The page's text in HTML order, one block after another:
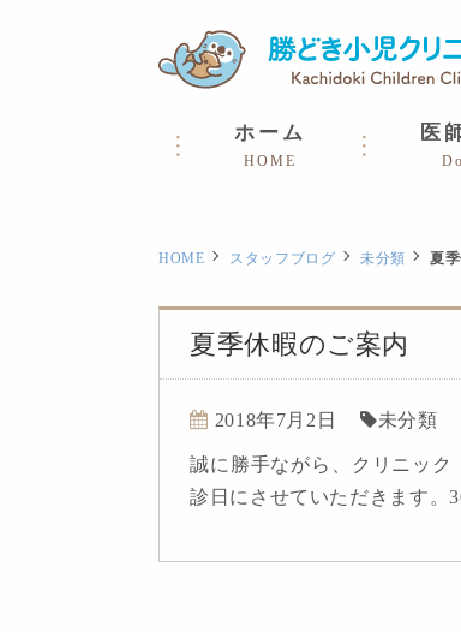
ホーム
HOME
医
HOME スタッフブログ 未分類 夏
夏季休暇のご案内
2018年7月2日 未分類
誠に勝手ながら、クリニック
診日にさせていただきます。